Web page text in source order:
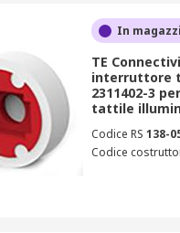
ridurre
, disponibili
richiede
standard,
In
TE
interruttore
2311402-3
tattile
Codice RS 138-
Codice